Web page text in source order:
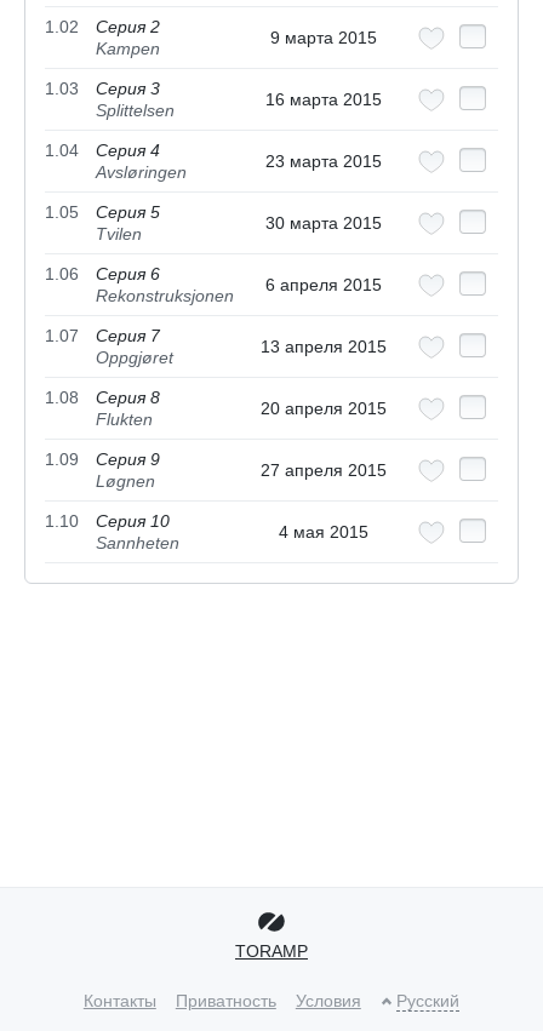
1.02
Серия 2
Kampen
9 марта 2015
1.03
Серия 3
Splittelsen
16 марта 2015
1.04
Серия 4
Avsløringen
23 марта 2015
1.05
Серия 5
Tvilen
30 марта 2015
1.06
Серия 6
Rekonstruksjonen
6 апреля 2015
1.07
Серия 7
Oppgjøret
13 апреля 2015
1.08
Серия 8
Flukten
20 апреля 2015
1.09
Серия 9
Løgnen
27 апреля 2015
1.10
Серия 10
Sannheten
4 мая 2015
TORAMP
Контакты Приватность Условия Русский